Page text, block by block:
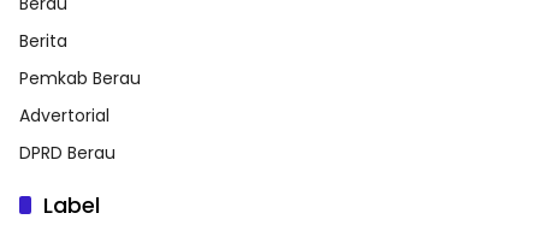
Berita
Pemkab Berau
Advertorial
DPRD Berau
Label